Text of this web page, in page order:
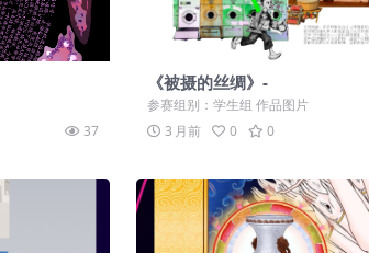
37
《被摄的丝绸》-
参赛组别：学生组 作品图片
3 月前
0 0